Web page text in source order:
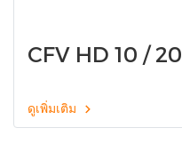
CFV HD 10 / 20
ดูเพิ่มเติม